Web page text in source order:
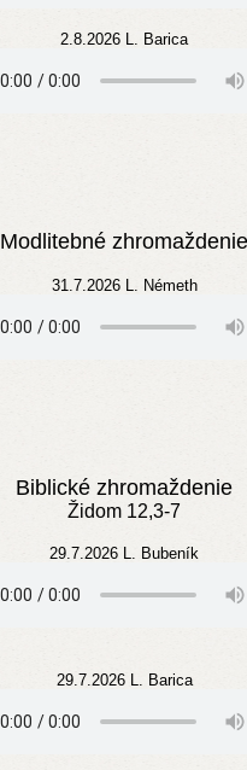
2.8.2026 L. Barica
Modlitebné zhromaždenie
31.7.2026 L. Németh
Biblické zhromaždenie
Židom 12,3-7
29.7.2026 L. Bubeník
29.7.2026 L. Barica